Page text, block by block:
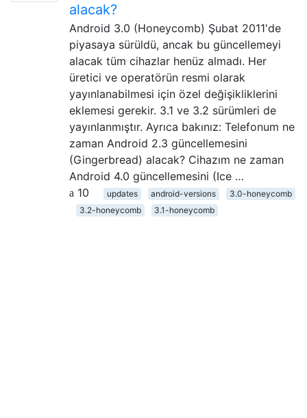
alacak?
Android 3.0 (Honeycomb) Şubat 2011'de
piyasaya sürüldü, ancak bu güncellemeyi
alacak tüm cihazlar henüz almadı. Her
üretici ve operatörün resmi olarak
yayınlanabilmesi için özel değişikliklerini
eklemesi gerekir. 3.1 ve 3.2 sürümleri de
yayınlanmıştır. Ayrıca bakınız: Telefonum ne
zaman Android 2.3 güncellemesini
(Gingerbread) alacak? Cihazım ne zaman
Android 4.0 güncellemesini (Ice …
10
updates android-versions
3.0-honeycomb
3.2-honeycomb
3.1-honeycomb